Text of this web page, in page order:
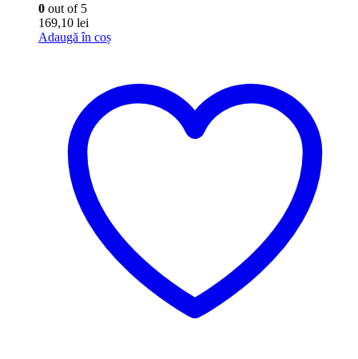
0 out of 5
169,10 lei
Adaugă în coș